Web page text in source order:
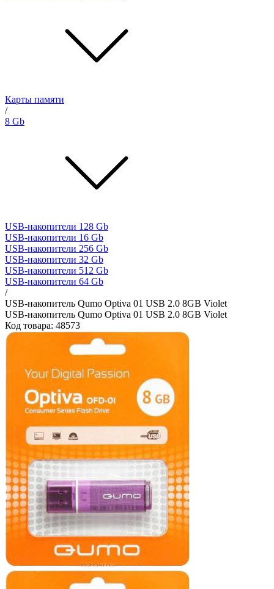
Карты памяти
/
8 Gb
USB-накопители 128 Gb
USB-накопители 16 Gb
USB-накопители 256 Gb
USB-накопители 32 Gb
USB-накопители 512 Gb
USB-накопители 64 Gb
/
USB-накопитель Qumo Optiva 01 USB 2.0 8GB Violet
USB-накопитель Qumo Optiva 01 USB 2.0 8GB Violet
Код товара: 48573